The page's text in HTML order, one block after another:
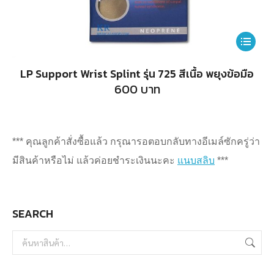
This
has
The
on
the
LP Support Wrist Splint รุ่น 725 สีเนื้อ พยุงข้อมือ
600บาท
*** คุณลูกค้าสั่งซื้อแล้ว กรุณารอตอบกลับทางอีเมล์ซักครู่ว่า
มีสินค้าหรือไม่ แล้วค่อยชำระเงินนะคะ แนบสลิบ ***
SEARCH